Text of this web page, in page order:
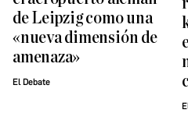
de Leipzig como una
«nueva dimensión de
amenaza»
El Debate